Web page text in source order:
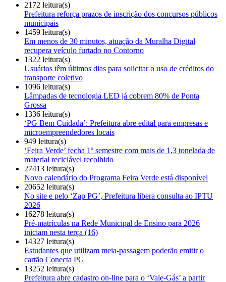
2172 leitura(s)
Prefeitura reforça prazos de inscrição dos concursos públicos
municipais
1459 leitura(s)
Em menos de 30 minutos, atuação da Muralha Digital
recupera veículo furtado no Contorno
1322 leitura(s)
Usuários têm últimos dias para solicitar o uso de créditos do
transporte coletivo
1096 leitura(s)
Lâmpadas de tecnologia LED já cobrem 80% de Ponta
Grossa
1336 leitura(s)
‘PG Bem Cuidada’: Prefeitura abre edital para empresas e
microempreendedores locais
949 leitura(s)
‘Feira Verde’ fecha 1º semestre com mais de 1,3 tonelada de
material reciclável recolhido
27413 leitura(s)
Novo calendário do Programa Feira Verde está disponível
20652 leitura(s)
No site e pelo ‘Zap PG’, Prefeitura libera consulta ao IPTU
2026
16278 leitura(s)
Pré-matrículas na Rede Municipal de Ensino para 2026
iniciam nesta terça (16)
14327 leitura(s)
Estudantes que utilizam meia-passagem poderão emitir o
cartão Conecta PG
13252 leitura(s)
Prefeitura abre cadastro on-line para o ‘Vale-Gás’ a partir